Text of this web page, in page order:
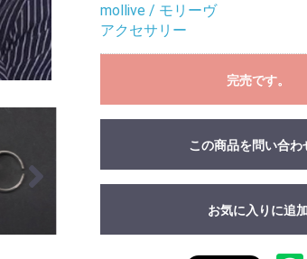
mollive / モリーヴ
アクセサリー
完売です。
この商品を問い合わ
お気に入りに追加